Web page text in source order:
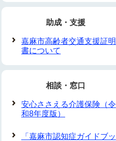
助成・支援
嘉麻市高齢者交通支援証明
書について
相談・窓口
安心ささえる介護保険（令
和8年度版）
「嘉麻市認知症ガイドブッ